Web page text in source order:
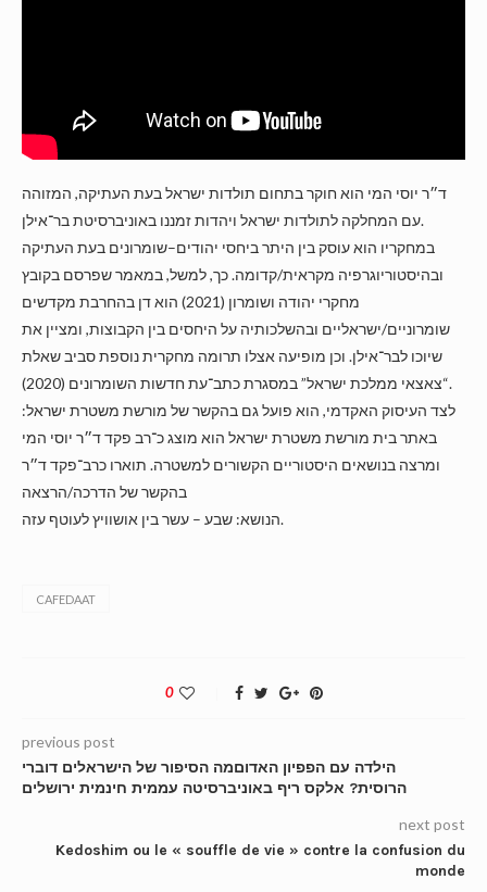
ד״ר יוסי המי הוא חוקר בתחום תולדות ישראל בעת העתיקה, המזוהה
עם המחלקה לתולדות ישראל ויהדות זמננו באוניברסיטת בר־אילן.
במחקריו הוא עוסק בין היתר ביחסי יהודים–שומרונים בעת העתיקה
ובהיסטוריוגרפיה מקראית/קדומה. כך, למשל, במאמר שפרסם בקובץ
מחקרי יהודה ושומרון (2021) הוא דן בהחרבת מקדשים
שומרוניים/ישראליים ובהשלכותיה על היחסים בין הקבוצות, ומציין את
שיוכו לבר־אילן. וכן מופיעה אצלו תרומה מחקרית נוספת סביב שאלת
“צאצאי ממלכת ישראל” במסגרת כתב־עת חדשות השומרונים (2020).
לצד העיסוק האקדמי, הוא פועל גם בהקשר של מורשת משטרת ישראל:
באתר בית מורשת משטרת ישראל הוא מוצג כ־רב פקד ד״ר יוסי המי
ומרצה בנושאים היסטוריים הקשורים למשטרה. תוארו כרב־פקד ד״ר
בהקשר של הדרכה/הרצאה
הנושא: שבע – עשר בין אושוויץ לעוטף עזה.
CAFEDAAT
0
previous post
הילדה עם הפפיון האדוםמה הסיפור של הישראלים דוברי
הרוסית? אלקס ריף באוניברסיטה עממית חינמית ירושלים
next post
Kedoshim ou le « souffle de vie » contre la confusion du
monde